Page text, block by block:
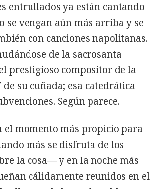
entrullados ya están cantando
se vengan aún más arriba y se
con canciones napolitanas.
de la sacrosanta
prestigioso compositor de la
su cuñada; esa catedrática
Según parece.
el momento más propicio para
más se disfruta de los
la cosa— y en la noche más
cálidamente reunidos en el